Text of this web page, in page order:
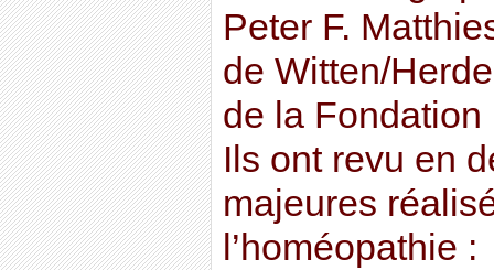
Peter F.
de Witten/
de la
Ils ont revu en
majeures
l’homéopathie :